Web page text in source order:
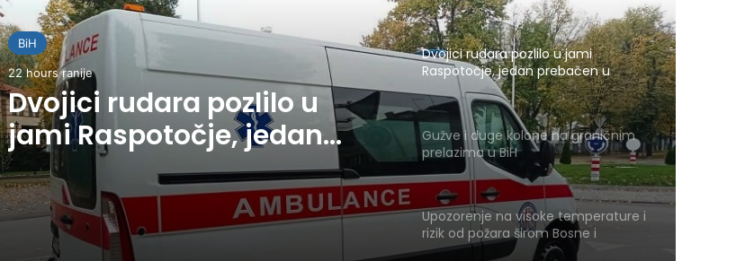
BiH
22 hours ranije
Dvojici rudara pozlilo u
jami Raspotočje, jedan
prebačen u bolnicu
Dvojici rudara pozlilo u jami
Raspotočje, jedan prebačen u
bolnicu
Gužve i duge kolone na graničnim
prelazima u BiH
Upozorenje na visoke temperature i
rizik od požara širom Bosne i
Hercegovine